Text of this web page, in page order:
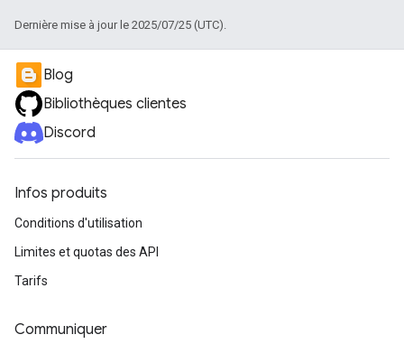
Dernière mise à jour le 2025/07/25 (UTC).
Blog
Bibliothèques clientes
Discord
Infos produits
Conditions d'utilisation
Limites et quotas des API
Tarifs
Communiquer